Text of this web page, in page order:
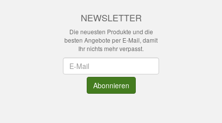
NEWSLETTER
Die neuesten Produkte und die
besten Angebote per E-Mail, damit
Ihr nichts mehr verpasst.
Abonnieren